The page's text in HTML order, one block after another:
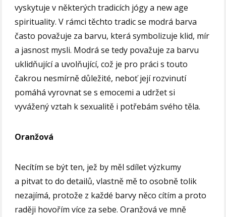
vyskytuje v některých tradicích jógy a new age
spirituality. V rámci těchto tradic se modrá barva
často považuje za barvu, která symbolizuje klid, mír
a jasnost mysli. Modrá se tedy považuje za barvu
uklidňující a uvolňující, což je pro práci s touto
čakrou nesmírně důležité, neboť její rozvinutí
pomáhá vyrovnat se s emocemi a udržet si
vyvážený vztah k sexualitě i potřebám svého těla.
Oranžová
Necítím se být ten, jež by měl sdílet výzkumy
a pitvat to do detailů, vlastně mě to osobně tolik
nezajímá, protože z každé barvy něco cítím a proto
raději hovořím více za sebe. Oranžová ve mně